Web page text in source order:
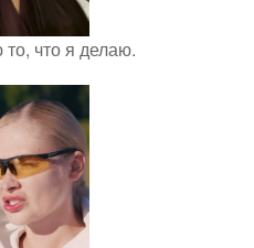
что я делаю.